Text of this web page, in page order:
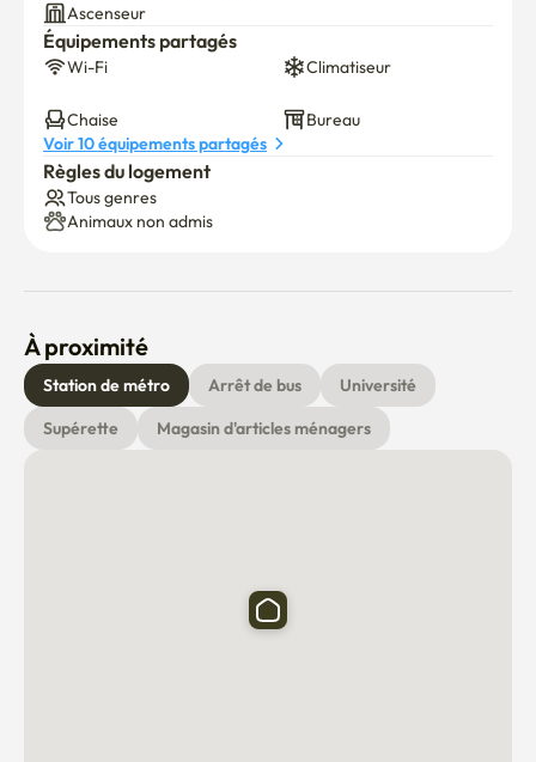
Ascenseur
Équipements partagés
Wi-Fi Climatiseur
Chaise
Bureau
Voir 10 équipements partagés
Règles du logement
Tous genres
Animaux non admis
À proximité
Station de métro Arrêt de bus
Université
Supérette
Magasin d'articles ménagers